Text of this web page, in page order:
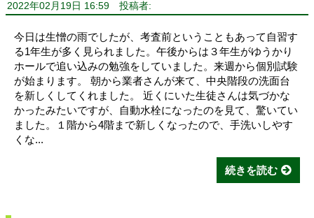
2022年02月19日 16:59 投稿者:
今日は生憎の雨でしたが、考査前ということもあって自習す
る1年生が多く見られました。午後からは３年生がゆうかり
ホールで追い込みの勉強をしていました。来週から個別試験
が始まります。 朝から業者さんが来て、中央階段の洗面台
を新しくしてくれました。 近くにいた生徒さんは気づかな
かったみたいですが、自動水栓になったのを見て、驚いてい
ました。１階から4階まで新しくなったので、手洗いしやす
くな...
続きを読む